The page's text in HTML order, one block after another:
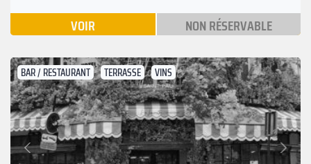
VOIR NON RÉSERVABLE
BAR / RESTAURANT TERRASSE VINS
Précédent
Suivant